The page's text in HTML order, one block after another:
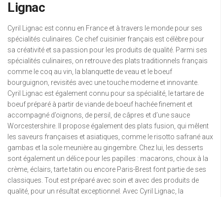
Lignac
Cyril Lignac est connu en France et à travers le monde pour ses
spécialités culinaires. Ce chef cuisinier français est célèbre pour
sa créativité et sa passion pour les produits de qualité. Parmi ses
spécialités culinaires, on retrouve des plats traditionnels français
comme le coq au vin, la blanquette de veau et le boeuf
bourguignon, revisités avec une touche moderne et innovante.
Cyril Lignac est également connu pour sa spécialité, le tartare de
boeuf préparé à partir de viande de boeuf hachée finement et
accompagné d’oignons, de persil, de câpres et d’une sauce
Worcestershire. Il propose également des plats fusion, qui mêlent
les saveurs françaises et asiatiques, comme le risotto safrané aux
gambas et la sole meunière au gingembre. Chez lui, les desserts
sont également un délice pour les papilles : macarons, choux à la
crème, éclairs, tarte tatin ou encore Paris-Brest font partie de ses
classiques. Tout est préparé avec soin et avec des produits de
qualité, pour un résultat exceptionnel. Avec Cyril Lignac, la